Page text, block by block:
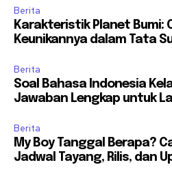
Berita
Karakteristik Planet Bumi:
Keunikannya dalam Tata
Berita
Soal Bahasa Indonesia
Jawaban Lengkap untuk
Berita
My Boy Tanggal Berapa?
Jadwal Tayang, Rilis, dan